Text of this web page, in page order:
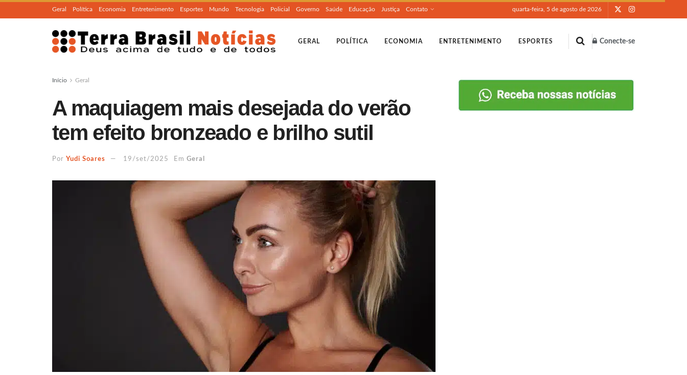
Geral Política Economia Entretenimento Esportes Mundo Tecnologia Policial Governo Saúde Educação Justiça Contato quarta-feira, 5 de agosto de 2026
GERAL POLÍTICA ECONOMIA ENTRETENIMENTO ESPORTES Conecte-se
Início Geral
A maquiagem mais desejada do verão
tem efeito bronzeado e brilho sutil
Por Yudi Soares 19/set/2025 Em Geral